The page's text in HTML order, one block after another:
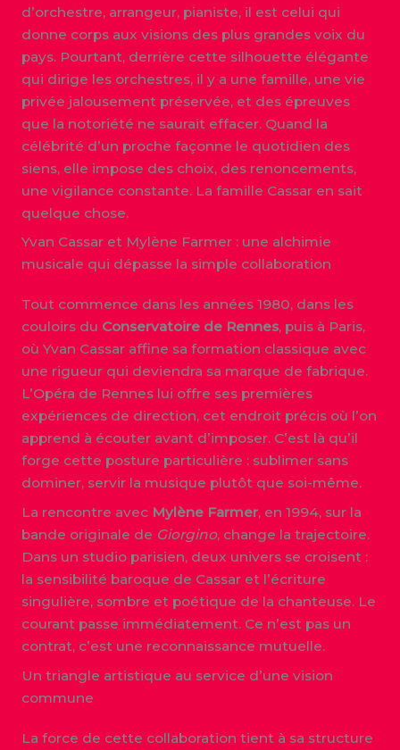
d’orchestre, arrangeur, pianiste, il est celui qui
donne corps aux visions des plus grandes voix du
pays. Pourtant, derrière cette silhouette élégante
qui dirige les orchestres, il y a une famille, une vie
privée jalousement préservée, et des épreuves
que la notoriété ne saurait effacer. Quand la
célébrité d’un proche façonne le quotidien des
siens, elle impose des choix, des renoncements,
une vigilance constante. La famille Cassar en sait
quelque chose.
Yvan Cassar et Mylène Farmer : une alchimie
musicale qui dépasse la simple collaboration
Tout commence dans les années 1980, dans les
couloirs du Conservatoire de Rennes, puis à Paris,
où Yvan Cassar affine sa formation classique avec
une rigueur qui deviendra sa marque de fabrique.
L’Opéra de Rennes lui offre ses premières
expériences de direction, cet endroit précis où l’on
apprend à écouter avant d’imposer. C’est là qu’il
forge cette posture particulière : sublimer sans
dominer, servir la musique plutôt que soi-même.
La rencontre avec Mylène Farmer, en 1994, sur la
bande originale de Giorgino, change la trajectoire.
Dans un studio parisien, deux univers se croisent :
la sensibilité baroque de Cassar et l’écriture
singulière, sombre et poétique de la chanteuse. Le
courant passe immédiatement. Ce n’est pas un
contrat, c’est une reconnaissance mutuelle.
Un triangle artistique au service d’une vision
commune
La force de cette collaboration tient à sa structure